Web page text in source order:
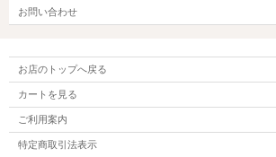
お問い合わせ
お店のトップへ戻る
カートを見る
ご利用案内
特定商取引法表示